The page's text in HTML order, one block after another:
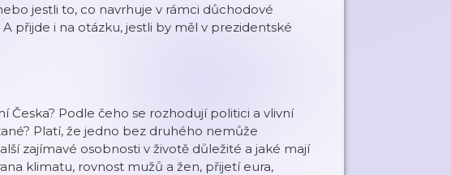
jestli to, co navrhuje v rámci důchodové
přijde i na otázku, jestli by měl v prezidentské
Česka? Podle čeho se rozhodují politici a vlivní
Platí, že jedno bez druhého nemůže
zajímavé osobnosti v životě důležité a jaké mají
klimatu, rovnost mužů a žen, přijetí eura,